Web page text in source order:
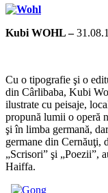
Kubi WOHL –
Cu o tipografie şi o
din Cârlibaba, Kubi
ilustrate cu peisaje,
propună lumii o operă
şi în limba germană,
germane din Cernăuţi,
„Scrisori” şi „Poezii”,
Haiffa.